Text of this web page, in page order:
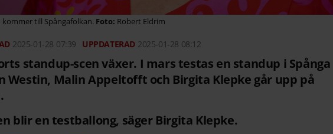
kommer till Spångafolkan. Robert Eldrim
2025-01-28 07:39 2025-01-28 08:12
standup-scen växer. I mars testas en standup i Spånga
Westin, Malin Appeltofft och Birgita Klepke går upp på
blir en testballong, säger Birgita Klepke.